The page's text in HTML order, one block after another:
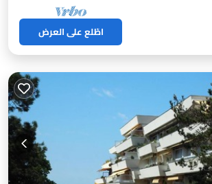
اطّلع على العرض